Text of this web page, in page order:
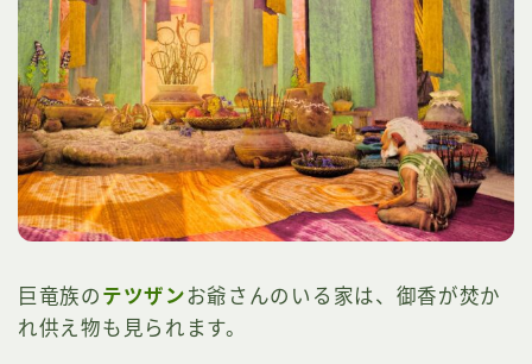
巨竜族の テツザンお爺さんのいる家は、御香が焚か
れ供え物も見られます。